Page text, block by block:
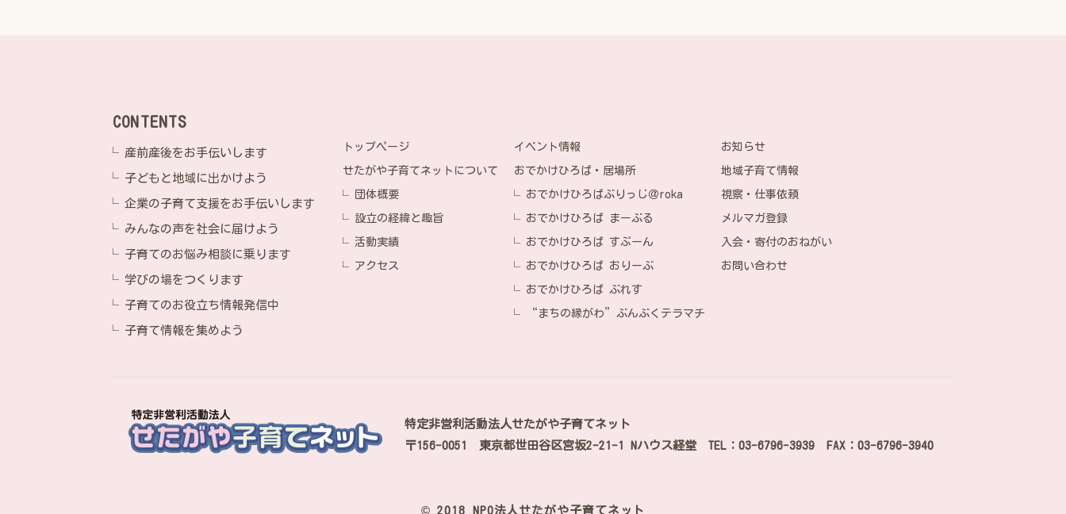
CONTENTS
産前産後をお手伝いします
子どもと地域に出かけよう
企業の子育て支援をお手伝いします
みんなの声を社会に届けよう
子育てのお悩み相談に乗ります
学びの場をつくります
子育てのお役立ち情報発信中
子育て情報を集めよう
トップページ
せたがや子育てネットについて
団体概要
設立の経緯と趣旨
活動実績
アクセス
イベント情報
おでかけひろば・居場所
おでかけひろばぶりっじ＠roka
おでかけひろば まーぶる
おでかけひろば すぷーん
おでかけひろば おりーぶ
おでかけひろば ぶれす
“まちの縁がわ”ぶんぶくテラマチ
お知らせ
地域子育て情報
視察・仕事依頼
メルマガ登録
入会・寄付のおねがい
お問い合わせ
特定非営利活動法人せたがや子育てネット
〒156-0051 東京都世田谷区宮坂2-21-1 Nハウス経堂 TEL：03-6796-3939 FAX：03-6796-3940
© 2018 NPO法人せたがや子育てネット